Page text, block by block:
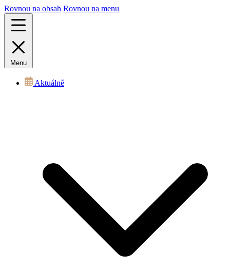
Rovnou na obsah Rovnou na menu
Menu
Aktuálně